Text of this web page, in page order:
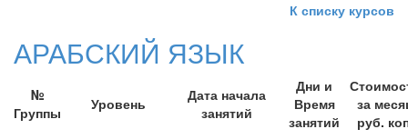
К списку курсов
АРАБСКИЙ ЯЗЫК
№
Группы
Уровень
Дата начала
занятий
Дни и
Время
занятий
за
руб.